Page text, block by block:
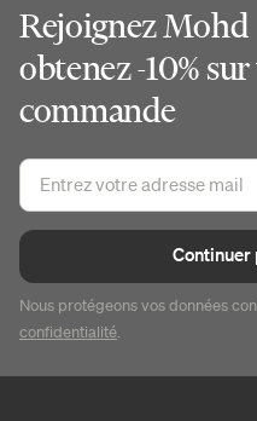
Rejoignez Mohd
obtenez -10%
commande
Continuer
Nous protégeons vos données
confidentialité.